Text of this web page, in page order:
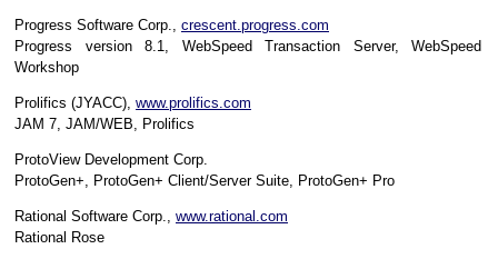
Progress Software Corp., crescent.progress.com
Progress version 8.1, WebSpeed Transaction Server, WebSpeed
Workshop
Prolifics (JYACC), www.prolifics.com
JAM 7, JAM/WEB, Prolifics
ProtoView Development Corp.
ProtoGen+, ProtoGen+ Client/Server Suite, ProtoGen+ Pro
Rational Software Corp., www.rational.com
Rational Rose